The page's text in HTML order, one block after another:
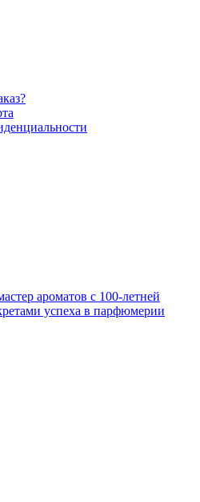
ароматов с 100-летней
успеха в парфюмерии